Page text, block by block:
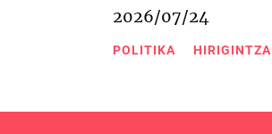
2026/07/24
POLITIKA HIRIGINTZA